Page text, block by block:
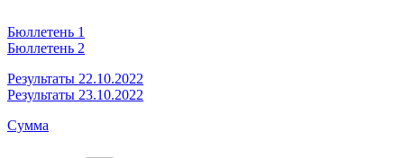
Бюллетень 1
Бюллетень 2
Результаты 22.10.2022
Результаты 23.10.2022
Сумма